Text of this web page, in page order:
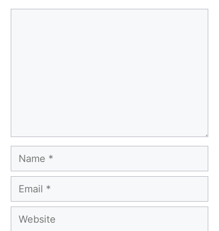
Name
Email
Website